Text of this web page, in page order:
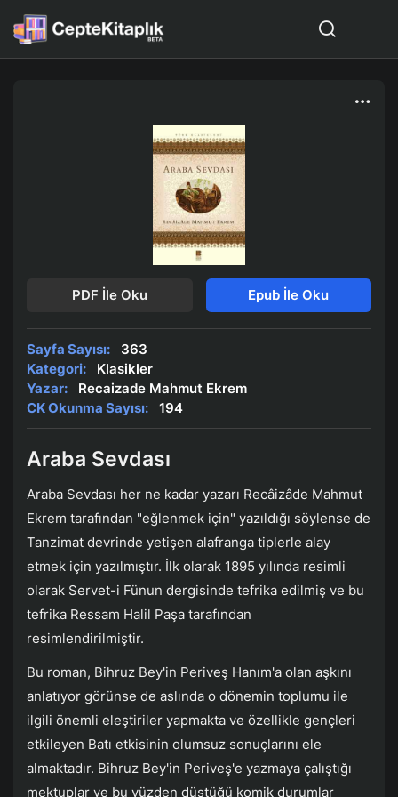
PDF İle Oku Epub İle Oku
Sayfa Sayısı:
363
Kategori:
Klasikler
Yazar:
Recaizade Mahmut Ekrem
CK Okunma Sayısı:
194
Araba Sevdası
Araba Sevdası her ne kadar yazarı Recâizâde Mahmut
Ekrem tarafından "eğlenmek için" yazıldığı söylense de
Tanzimat devrinde yetişen alafranga tiplerle alay
etmek için yazılmıştır. İlk olarak 1895 yılında resimli
olarak Servet-i Fünun dergisinde tefrika edilmiş ve bu
tefrika Ressam Halil Paşa tarafından
resimlendirilmiştir.
Bu roman, Bihruz Bey'in Periveş Hanım'a olan aşkını
anlatıyor görünse de aslında o dönemin toplumu ile
ilgili önemli eleştiriler yapmakta ve özellikle gençleri
etkileyen Batı etkisinin olumsuz sonuçlarını ele
almaktadır. Bihruz Bey'in Periveş'e yazmaya çalıştığı
mektuplar ve bu yüzden düştüğü komik durumlar